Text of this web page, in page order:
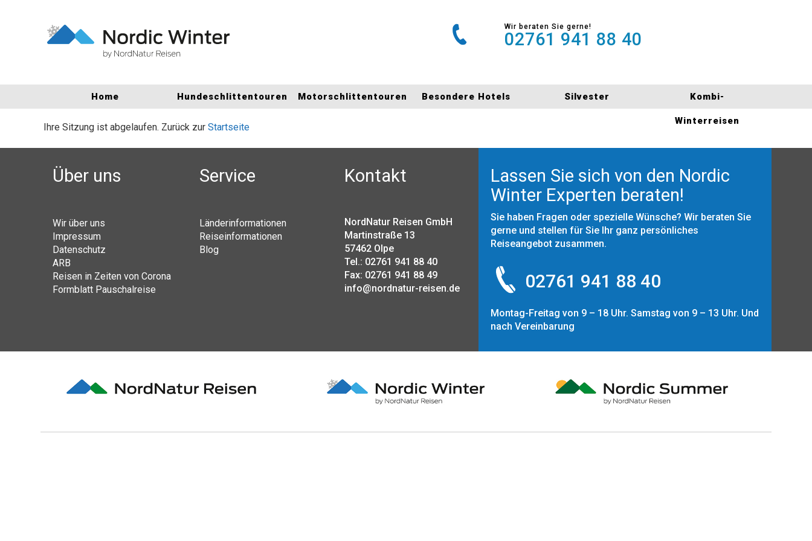
Wir beraten Sie gerne!
02761 941 88 40
Home Hundeschlittentouren Motorschlittentouren Besondere Hotels Silvester Kombi-
Winterreisen
Ihre Sitzung ist abgelaufen. Zurück zur Startseite
Über uns
Wir über uns
Impressum
Datenschutz
ARB
Reisen in Zeiten von Corona
Formblatt Pauschalreise
Service
Länderinformationen
Reiseinformationen
Blog
Kontakt
NordNatur Reisen GmbH
Martinstraße 13
57462 Olpe
Tel.: 02761 941 88 40
Fax: 02761 941 88 49
info@nordnatur-reisen.de
Lassen Sie sich von den Nordic
Winter Experten beraten!
Sie haben Fragen oder spezielle Wünsche? Wir beraten Sie
gerne und stellen für Sie Ihr ganz persönliches
Reiseangebot zusammen.
02761 941 88 40
Montag-Freitag von 9 – 18 Uhr. Samstag von 9 – 13 Uhr. Und
nach Vereinbarung